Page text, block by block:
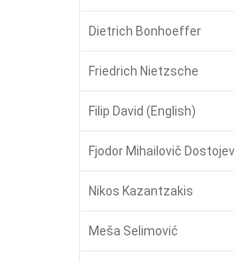
Dietrich Bonhoeffer
Friedrich Nietzsche
Filip David (English)
Fjodor Mihailovič
Nikos Kazantzakis
Meša Selimović